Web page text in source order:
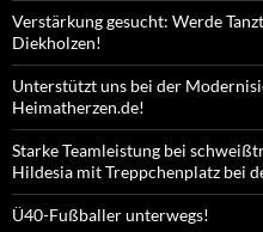
Verstärkung gesucht: Werde
Diekholzen!
Unterstützt uns bei der
Heimatherzen.de!
Starke Teamleistung bei
Hildesia mit Treppchenplatz bei
Ü40-Fußballer unterwegs!